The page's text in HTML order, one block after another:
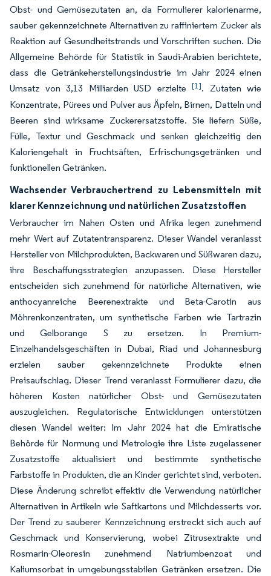
Obst- und Gemüsezutaten an, da Formulierer kalorienarme,
sauber gekennzeichnete Alternativen zu raffiniertem Zucker als
Reaktion auf Gesundheitstrends und Vorschriften suchen. Die
Allgemeine Behörde für Statistik in Saudi-Arabien berichtete,
dass die Getränkeherstellungsindustrie im Jahr 2024 einen
Umsatz von 3,13 Milliarden USD erzielte [1]. Zutaten wie
Konzentrate, Pürees und Pulver aus Äpfeln, Birnen, Datteln und
Beeren sind wirksame Zuckerersatzstoffe. Sie liefern Süße,
Fülle, Textur und Geschmack und senken gleichzeitig den
Kaloriengehalt in Fruchtsäften, Erfrischungsgetränken und
funktionellen Getränken.
Wachsender Verbrauchertrend zu Lebensmitteln mit
klarer Kennzeichnung und natürlichen Zusatzstoffen
Verbraucher im Nahen Osten und Afrika legen zunehmend
mehr Wert auf Zutatentransparenz. Dieser Wandel veranlasst
Hersteller von Milchprodukten, Backwaren und Süßwaren dazu,
ihre Beschaffungsstrategien anzupassen. Diese Hersteller
entscheiden sich zunehmend für natürliche Alternativen, wie
anthocyanreiche Beerenextrakte und Beta-Carotin aus
Möhrenkonzentraten, um synthetische Farben wie Tartrazin
und Gelborange S zu ersetzen. In Premium-
Einzelhandelsgeschäften in Dubai, Riad und Johannesburg
erzielen sauber gekennzeichnete Produkte einen
Preisaufschlag. Dieser Trend veranlasst Formulierer dazu, die
höheren Kosten natürlicher Obst- und Gemüsezutaten
auszugleichen. Regulatorische Entwicklungen unterstützen
diesen Wandel weiter: Im Jahr 2024 hat die Emiratische
Behörde für Normung und Metrologie ihre Liste zugelassener
Zusatzstoffe aktualisiert und bestimmte synthetische
Farbstoffe in Produkten, die an Kinder gerichtet sind, verboten.
Diese Änderung schreibt effektiv die Verwendung natürlicher
Alternativen in Artikeln wie Saftkartons und Milchdesserts vor.
Der Trend zu sauberer Kennzeichnung erstreckt sich auch auf
Geschmack und Konservierung, wobei Zitrusextrakte und
Rosmarin-Oleoresin zunehmend Natriumbenzoat und
Kaliumsorbat in umgebungsstabilen Getränken ersetzen. Die